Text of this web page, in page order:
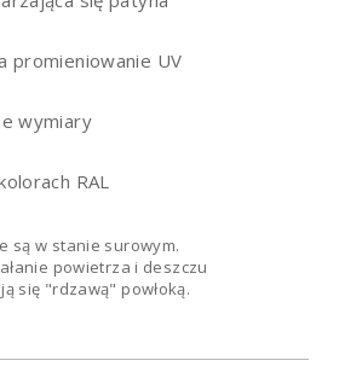
promieniowanie UV
wymiary
RAL
są w stanie surowym.
powietrza i deszczu
się "rdzawą" powłoką.